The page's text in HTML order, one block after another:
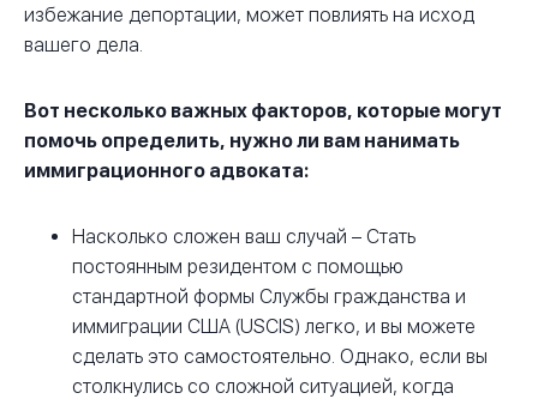
избежание депортации, может повлиять на исход
вашего дела.
Вот несколько важных факторов, которые могут
помочь определить, нужно ли вам нанимать
иммиграционного адвоката:
Насколько сложен ваш случай – Стать
постоянным резидентом с помощью
стандартной формы Службы гражданства и
иммиграции США (USCIS) легко, и вы можете
сделать это самостоятельно. Однако, если вы
столкнулись со сложной ситуацией, когда